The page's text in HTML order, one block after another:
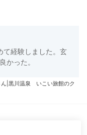
て経験しました。玄
かった。
ん|黒川温泉 いこい旅館のク